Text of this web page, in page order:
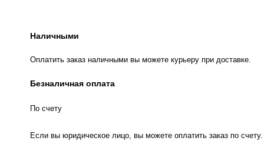
Наличными
Оплатить заказ наличными вы можете курьеру при доставке.
Безналичная оплата
По счету
Если вы юридическое лицо, вы можете оплатить заказ по счету.